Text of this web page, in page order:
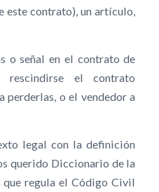
este contrato), un artículo,
o señal en el contrato de
el contrato
perderlas, o el vendedor a
legal con la definición
querido Diccionario de la
que regula el Código Civil